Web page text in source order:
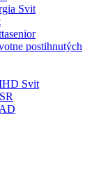
Svit
postihnutých
Svit